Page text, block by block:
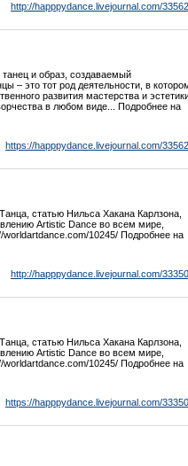
http://happpydance.livejournal.com/
и образ, создаваемый
– это тот род деятельности, в
развития мастерства и
в любом виде... Подробнее на
https://happpydance.livejournal.com/
статью Нильса Хакана Карлзона,
Artistic Dance во всем мире,
10245/ Подробнее на
http://happpydance.livejournal.com/
статью Нильса Хакана Карлзона,
Artistic Dance во всем мире,
10245/ Подробнее на
https://happpydance.livejournal.com/